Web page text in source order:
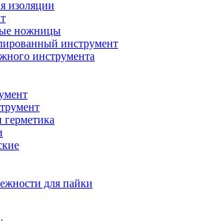
изоляции
ножницы
инструмент
инструмента
для пайки